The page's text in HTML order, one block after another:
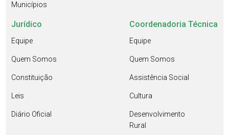
Municípios
Jurídico
Equipe
Quem Somos
Constituição
Leis
Diário Oficial
Coordenadoria Técnica
Equipe
Quem Somos
Assistência Social
Cultura
Desenvolvimento
Rural